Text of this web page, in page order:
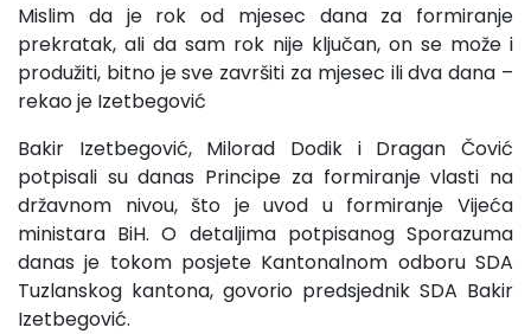
Mislim da je rok od mjesec dana za formiranje
prekratak, ali da sam rok nije ključan, on se može i
produžiti, bitno je sve završiti za mjesec ili dva dana –
rekao je Izetbegović
Bakir Izetbegović, Milorad Dodik i Dragan Čović
potpisali su danas Principe za formiranje vlasti na
državnom nivou, što je uvod u formiranje Vijeća
ministara BiH. O detaljima potpisanog Sporazuma
danas je tokom posjete Kantonalnom odboru SDA
Tuzlanskog kantona, govorio predsjednik SDA Bakir
Izetbegović.